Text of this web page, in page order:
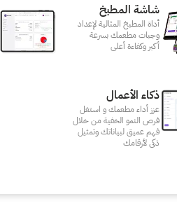
شاشة المطبخ
أداة المطبخ المثالية لإعداد
وجبات مطعمك بسرعة
أكبر وكفاءة أعلى
ذكاء الأعمال
عزز أداء مطعمك و استغل
فرص النمو الخفية من خلال
فهم عميق لبياناتك وتمثيل
ذكى لأرقامك